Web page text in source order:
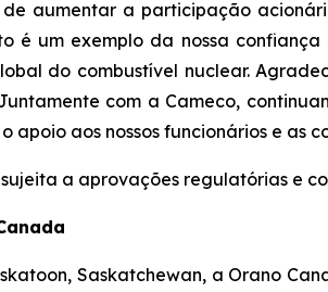
de aumentar a participação
é um exemplo da nossa
do combustível nuclear.
com a Cameco,
apoio aos nossos funcionários e as
a aprovações regulatórias e
Saskatchewan, a Orano